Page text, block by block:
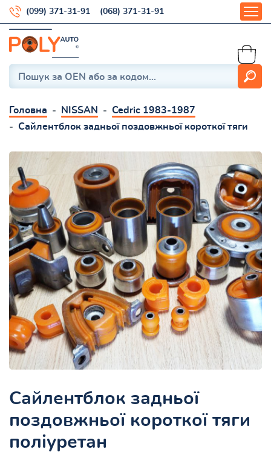
(099) 371-31-91 (068) 371-31-91
Головна NISSAN
Cedric 1983-1987
Сайлентблок задньої поздовжньої короткої тяги
Сайлентблок задньої
поздовжньої короткої тяги
поліуретан